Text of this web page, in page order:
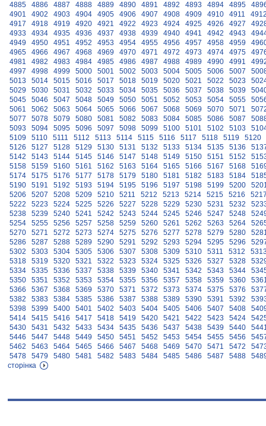
4885
4886 4887 4888 4889 4890 4891 4892 4893 4894 4895
4901
4902 4903 4904 4905 4906 4907 4908 4909 4910 4911
4917
4918 4919 4920 4921 4922 4923 4924 4925 4926 4927
4933
4934 4935 4936 4937 4938 4939 4940 4941 4942 4943
4949
4950 4951 4952 4953 4954 4955 4956 4957 4958 4959
4965
4966 4967 4968 4969 4970 4971 4972 4973 4974 4975
4981
4982 4983 4984 4985 4986 4987 4988 4989 4990 4991
4997
4998 4999 5000 5001 5002 5003 5004 5005 5006 5007
5013
5014 5015 5016 5017 5018 5019 5020 5021 5022 5023
5029
5030 5031 5032 5033 5034 5035 5036 5037 5038 5039
5045
5046 5047 5048 5049 5050 5051 5052 5053 5054 5055
5061
5062 5063 5064 5065 5066 5067 5068 5069 5070 5071
5077
5078 5079 5080 5081 5082 5083 5084 5085 5086 5087
5093
5094 5095 5096 5097 5098 5099 5100 5101 5102 5103
5109
5110 5111 5112 5113 5114 5115 5116 5117 5118 5119
5120
5126
5127 5128 5129 5130 5131 5132 5133 5134 5135 5136
5142
5143 5144 5145 5146 5147 5148 5149 5150 5151 5152
5158
5159 5160 5161 5162 5163 5164 5165 5166 5167 5168
5174
5175 5176 5177 5178 5179 5180 5181 5182 5183 5184
5190
5191 5192 5193 5194 5195 5196 5197 5198 5199 5200
5206
5207 5208 5209 5210 5211 5212 5213 5214 5215 5216
5222
5223 5224 5225 5226 5227 5228 5229 5230 5231 5232
5238
5239 5240 5241 5242 5243 5244 5245 5246 5247 5248
5254
5255 5256 5257 5258 5259 5260 5261 5262 5263 5264
5270
5271 5272 5273 5274 5275 5276 5277 5278 5279 5280
5286
5287 5288 5289 5290 5291 5292 5293 5294 5295 5296
5302
5303 5304 5305 5306 5307 5308 5309 5310 5311 5312
5318
5319 5320 5321 5322 5323 5324 5325 5326 5327 5328
5334
5335 5336 5337 5338 5339 5340 5341 5342 5343 5344
5350
5351 5352 5353 5354 5355 5356 5357 5358 5359 5360
5366
5367 5368 5369 5370 5371 5372 5373 5374 5375 5376
5382
5383 5384 5385 5386 5387 5388 5389 5390 5391 5392
5398
5399 5400 5401 5402 5403 5404 5405 5406 5407 5408
5414
5415 5416 5417 5418 5419 5420 5421 5422 5423 5424
5430
5431 5432 5433 5434 5435 5436 5437 5438 5439 5440
5446
5447 5448 5449 5450 5451 5452 5453 5454 5455 5456
5462
5463 5464 5465 5466 5467 5468 5469 5470 5471 5472
5478
5479 5480 5481 5482 5483 5484 5485 5486 5487 5488
сторінка